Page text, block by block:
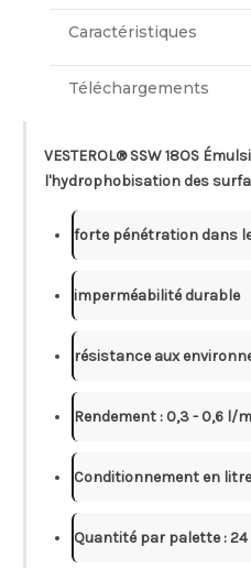
Caractéristiques
Téléchargements
VESTEROL® SSW 18OS
l'hydrophobisation des
forte pénétration dans
imperméabilité durable
résistance aux
Rendement : 0,3 - 0,6 l/
Conditionnement en
Quantité par palette : 24